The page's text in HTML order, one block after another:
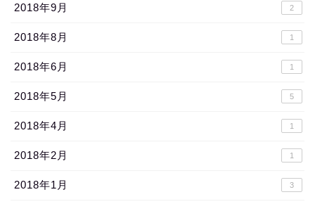
2018年9月 2
2018年8月 1
2018年6月 1
2018年5月 5
2018年4月 1
2018年2月 1
2018年1月 3